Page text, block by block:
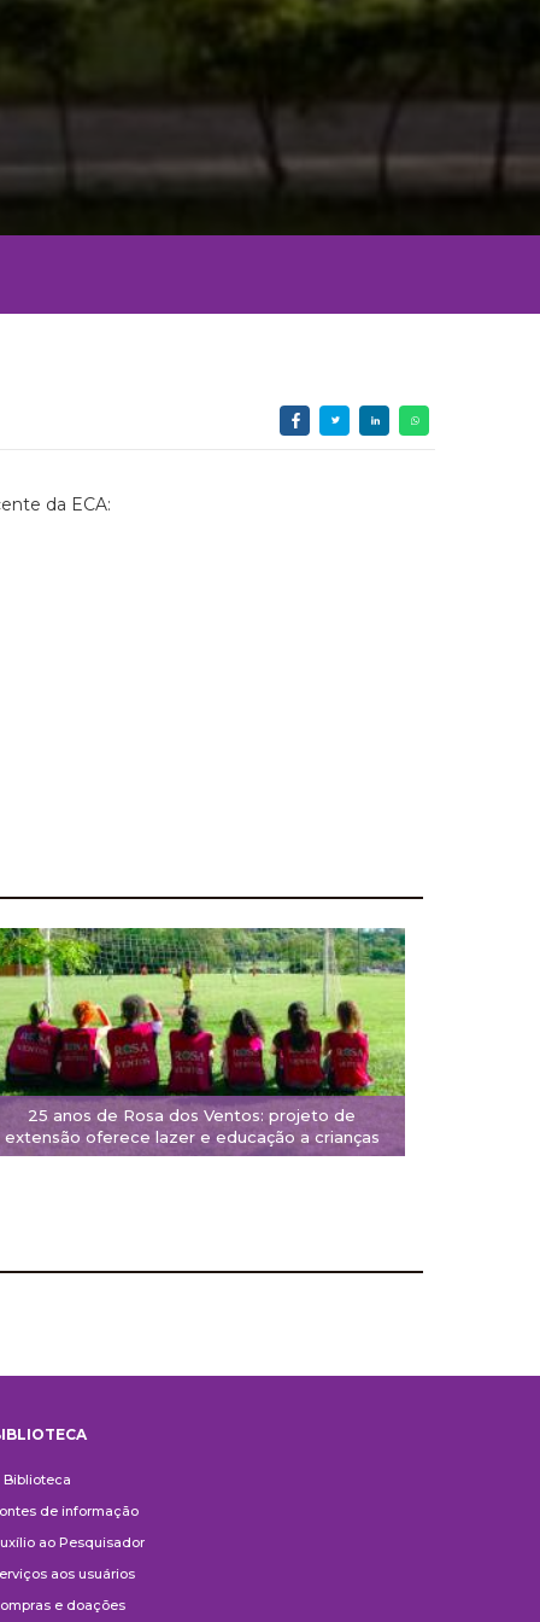
da ECA:
25 anos de Rosa dos Ventos: projeto de
extensão oferece lazer e educação a crianças
Biblioteca
de informação
ao Pesquisador
aos usuários
e doações